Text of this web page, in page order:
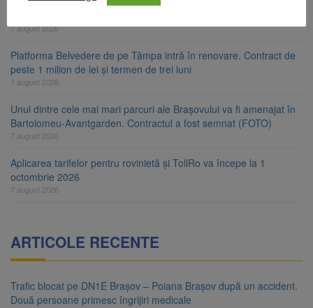
7 august 2026
Platforma Belvedere de pe Tâmpa intră în renovare. Contract de
peste 1 milion de lei și termen de trei luni
7 august 2026
Unul dintre cele mai mari parcuri ale Brașovului va fi amenajat în
Bartolomeu-Avantgarden. Contractul a fost semnat (FOTO)
7 august 2026
Aplicarea tarifelor pentru rovinietă și TollRo va începe la 1
octombrie 2026
7 august 2026
ARTICOLE RECENTE
Trafic blocat pe DN1E Brașov – Poiana Brașov după un accident.
Două persoane primesc îngrijiri medicale